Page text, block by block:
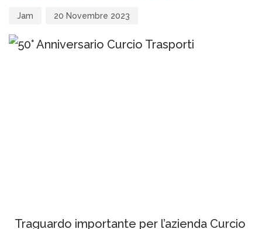
Jam 20 Novembre 2023
Traguardo importante per l’azienda Curcio